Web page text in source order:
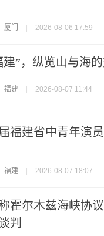
厦门 2026-08-06 17:59
建”，纵览山与海
福建 2026-08-07 11:44
福建省中青年演
福建 2026-08-07 18:07
霍尔木兹海峡协
判